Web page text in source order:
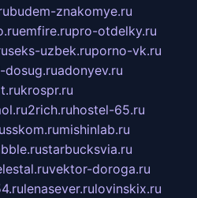
budem-znakomye.ru
emfire.rupro-otdelky.ru
seks-uzbek.ruporno-vk.ru
dosug.ruadonyev.ru
krospr.ru
2rich.ruhostel-65.ru
mishinlab.ru
starbucksvia.ru
vektor-doroga.ru
lenasever.rulovinskix.ru